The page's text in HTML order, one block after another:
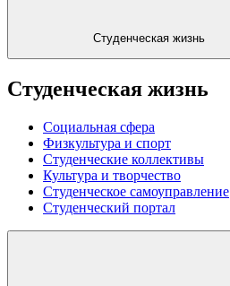
Студенческая жизнь
Студенческая жизнь
Социальная сфера
Физкультура и спорт
Студенческие коллективы
Культура и творчество
Студенческое самоуправление
Студенческий портал